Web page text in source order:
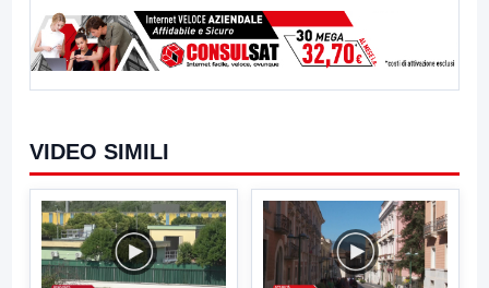
VIDEO SIMILI